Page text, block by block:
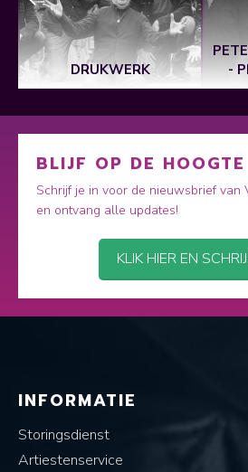
DRUKWERK
-
BLIJF OP DE HOOGTE
Schrijf je in voor de nieuwsbrief van
en ontvang alle updates!
KLIK HIER EN
INFORMATIE
Storingsdienst
Artiestenservice